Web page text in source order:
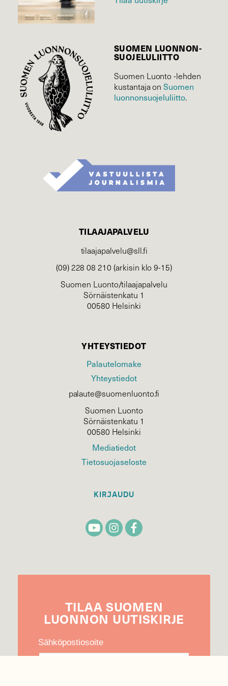
SUOMEN LUONNON­
SUOJELU­LIITTO
Suomen Luonto -lehden
kustantaja onSuomen
luonnonsuojelu­liitto.
TILAAJAPALVELU
tilaajapalvelu@sll.fi
(09) 228 08 210 (arkisin klo 9-15)
Suomen Luonto/tilaajapalvelu
Sörnäistenkatu 1
00580 Helsinki
YHTEYSTIEDOT
Palautelomake
Yhteystiedot
palaute@suomenluonto.fi
Suomen Luonto
Sörnäistenkatu 1
00580 Helsinki
Mediatiedot
Tietosuojaseloste
KIRJAUDU
TILAA SUOMEN
LUONNON UUTIS­KIRJE
Sähköpostiosoite